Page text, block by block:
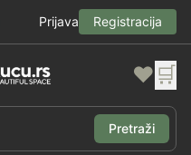
Prijava Registracija
❤️ 🛒
Pretraži